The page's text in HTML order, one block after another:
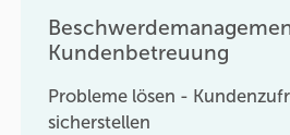
Kundenbetreuung
Probleme lösen -
sicherstellen